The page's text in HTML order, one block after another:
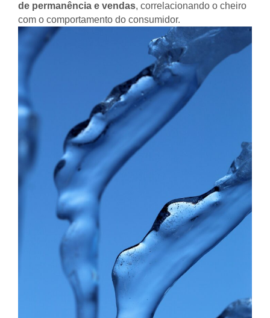
de permanência e vendas, correlacionando o cheiro
com o comportamento do consumidor.